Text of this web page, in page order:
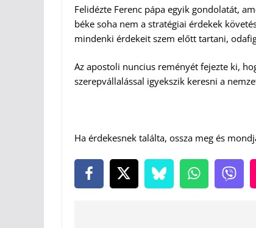
Felidézte Ferenc pápa egyik gondolatát,
béke soha nem a stratégiai érdekek
mindenki érdekeit szem előtt tartani,
Az apostoli nuncius reményét fejezte ki,
szerepvállalással igyekszik keresni a
Ha érdekesnek találta, ossza meg és